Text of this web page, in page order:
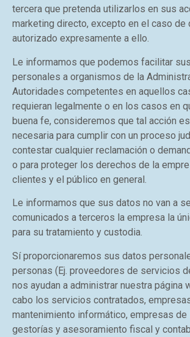
tercera que pretenda utilizarlos en sus
marketing directo, excepto en el caso de
autorizado expresamente a ello.
Le informamos que podemos facilitar
personales a organismos de la
Autoridades competentes en aquellos
requieran legalmente o en los casos en
buena fe, consideremos que tal acción
necesaria para cumplir con un proceso
contestar cualquier reclamación o
o para proteger los derechos de la
clientes y el público en general.
Le informamos que sus datos no van a
comunicados a terceros la empresa la
para su tratamiento y custodia.
Sí proporcionaremos sus datos
personas (Ej. proveedores de servicios
nos ayudan a administrar nuestra página
cabo los servicios contratados,
mantenimiento informático, empresas de
gestorías y asesoramiento fiscal y